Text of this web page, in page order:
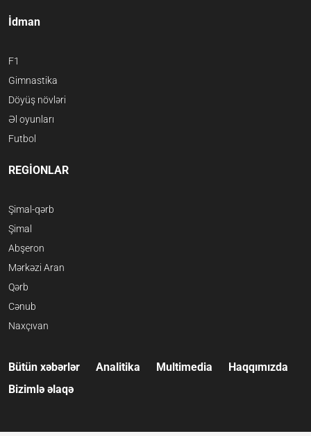
İdman
F1
Gimnastika
Döyüş növləri
Əl oyunları
Futbol
REGİONLAR
Şimal-qərb
Şimal
Abşeron
Mərkəzi Aran
Qərb
Cənub
Naxçıvan
Bütün xəbərlər Analitika Multimedia
Haqqımızda
Bizimlə əlaqə